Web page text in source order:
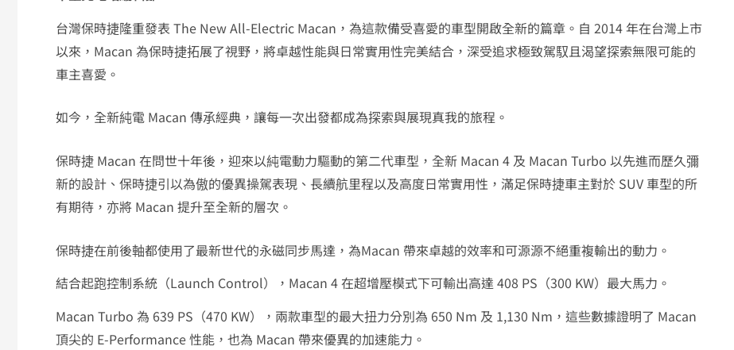
台灣保時捷隆重發表 The New All-Electric Macan，為這款備受喜愛的車型開啟全新的篇章。自 2014 年在台灣上市
以來，Macan 為保時捷拓展了視野，將卓越性能與日常實用性完美結合，深受追求極致駕馭且渴望探索無限可能的
車主喜愛。
如今，全新純電 Macan 傳承經典，讓每一次出發都成為探索與展現真我的旅程。
保時捷 Macan 在問世十年後，迎來以純電動力驅動的第二代車型，全新 Macan 4 及 Macan Turbo 以先進而歷久彌
新的設計、保時捷引以為傲的優異操駕表現、長續航里程以及高度日常實用性，滿足保時捷車主對於 SUV 車型的所
有期待，亦將 Macan 提升至全新的層次。
保時捷在前後軸都使用了最新世代的永磁同步馬達，為Macan 帶來卓越的效率和可源源不絕重複輸出的動力。
結合起跑控制系統（Launch Control），Macan 4 在超增壓模式下可輸出高達 408 PS（300 KW）最大馬力。
Macan Turbo 為 639 PS（470 KW），兩款車型的最大扭力分別為 650 Nm 及 1,130 Nm，這些數據證明了 Macan
頂尖的 E-Performance 性能，也為 Macan 帶來優異的加速能力。